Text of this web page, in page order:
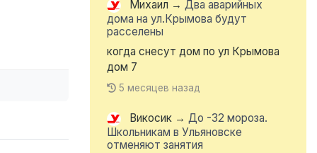
Михаил → Два аварийных
дома на ул.Крымова будут
расселены
когда снесут дом по ул Крымова
дом 7
5 месяцев назад
Викосик → До -32 мороза.
Школьникам в Ульяновске
отменяют занятия